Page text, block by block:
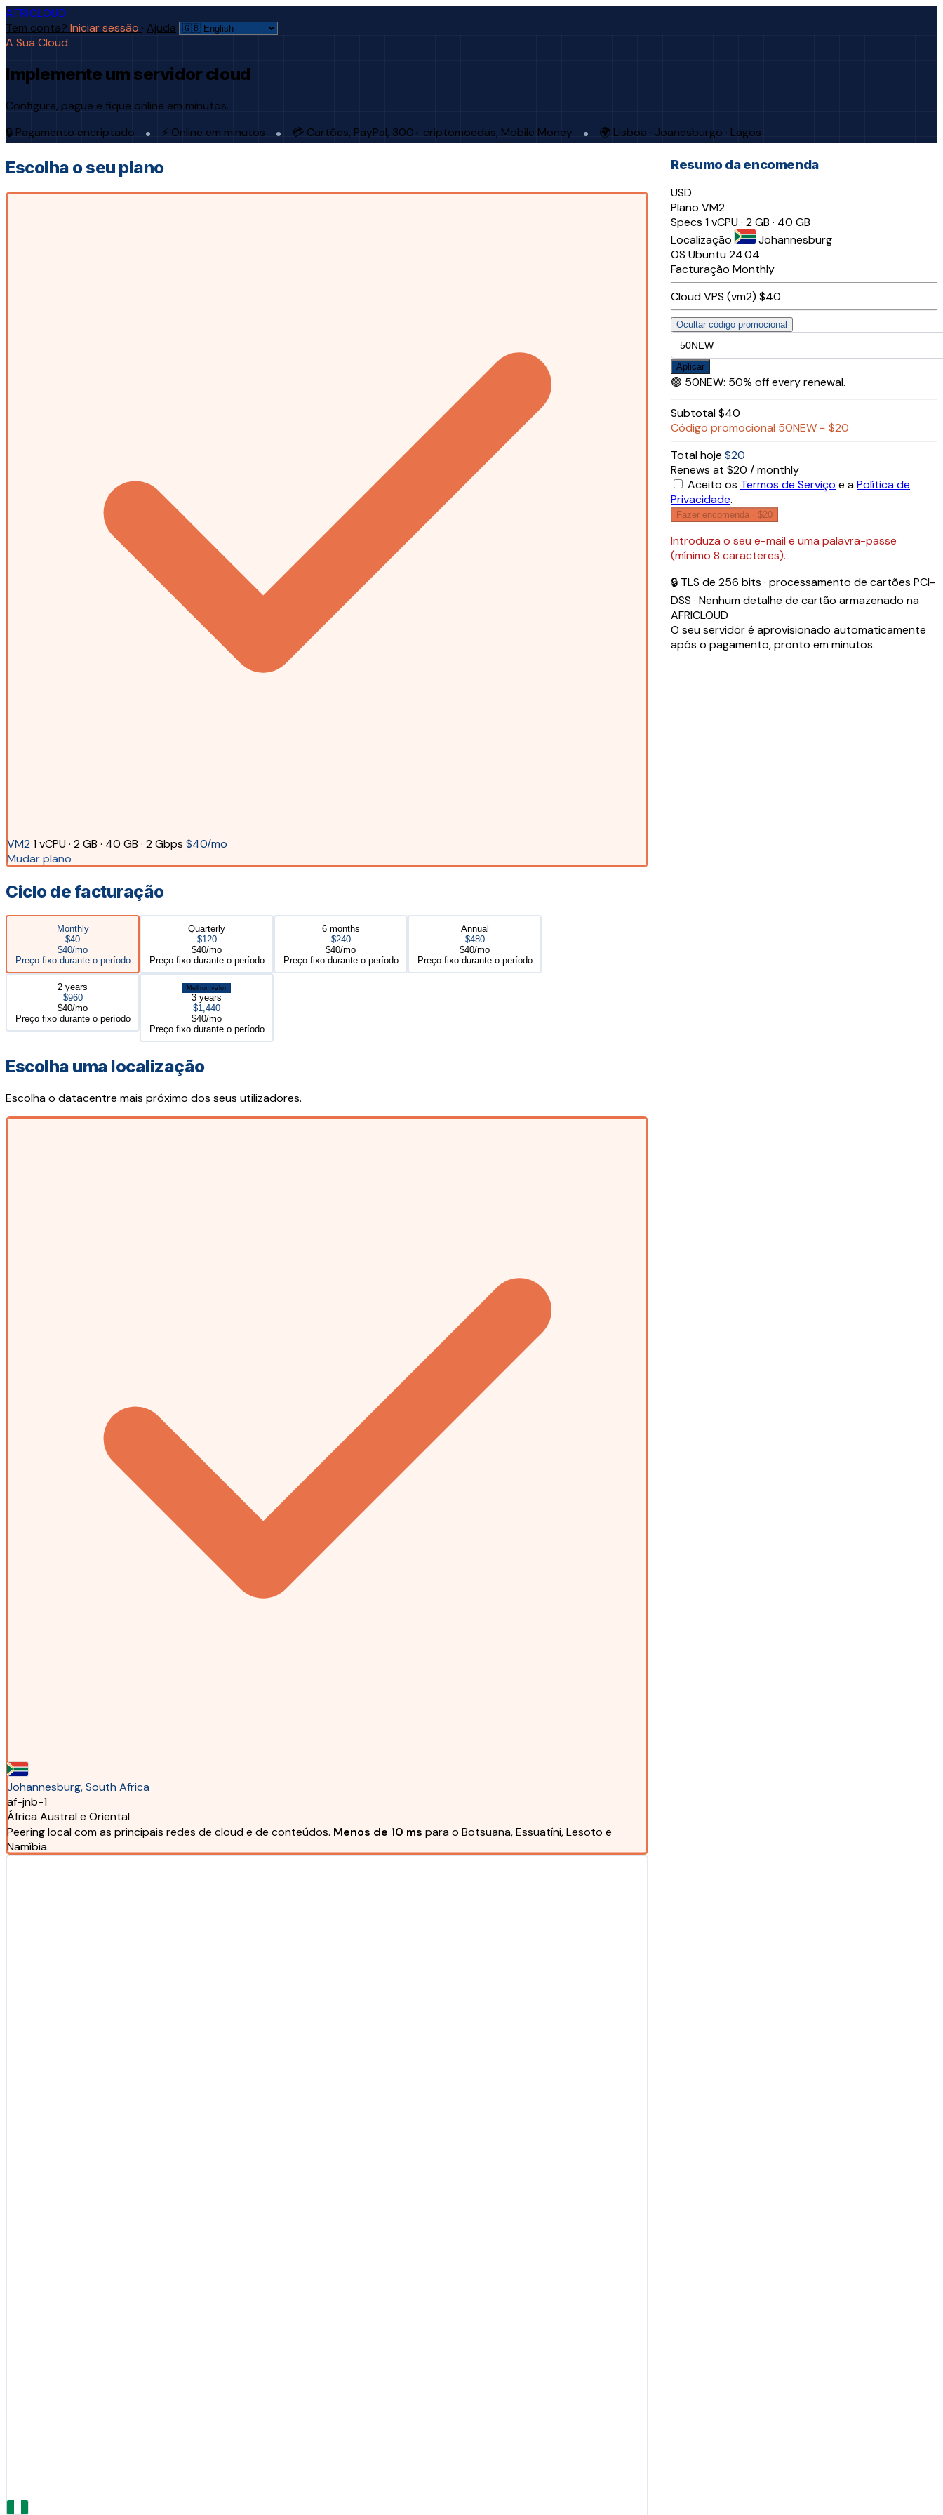
AFRICLOUD
Tem conta? Iniciar sessão · Ajuda
A Sua Cloud.
Implemente um servidor cloud
Configure, pague e fique online em minutos.
🔒 Pagamento encriptado
⚡ Online em minutos 💳 Cartões, PayPal, 300+ criptomoedas, Mobile Money 🌍 Lisboa · Joanesburgo · Lagos
Escolha o seu plano
VM2 1 vCPU · 2 GB · 40 GB · 2 Gbps $40/mo
Mudar plano
Ciclo de facturação
Monthly
$40
$40/mo
Preço fixo durante o período
Quarterly
$120
$40/mo
Preço fixo durante o período
6 months
$240
$40/mo
Preço fixo durante o período
Annual
$480
$40/mo
Preço fixo durante o período
2 years
$960
$40/mo
Preço fixo durante o período
Melhor valor
3 years
$1,440
$40/mo
Preço fixo durante o período
Escolha uma localização
Escolha o datacentre mais próximo dos seus utilizadores.
Johannesburg, South Africa
af-jnb-1
África Austral e Oriental
Peering local com as principais redes de cloud e de conteúdos. Menos de 10 ms para o Botsuana, Essuatíni, Lesoto e
Namíbia.
Resumo da encomenda
USD
Plano VM2
Specs 1 vCPU · 2 GB · 40 GB
Localização
Johannesburg
OS Ubuntu 24.04
Facturação Monthly
Cloud VPS (vm2) $40
Ocultar código promocional
Aplicar
🟢 50NEW: 50% off every renewal.
Subtotal$40
Código promocional 50NEW − $20
Total hoje $20
Renews at $20 / monthly
Aceito os Termos de Serviço e aPolítica de
Privacidade.
Fazer encomenda · $20
Introduza o seu e-mail e uma palavra-passe
(mínimo 8 caracteres).
🔒 TLS de 256 bits · processamento de cartões PCI-
DSS · Nenhum detalhe de cartão armazenado na
AFRICLOUD
O seu servidor é aprovisionado automaticamente
após o pagamento, pronto em minutos.